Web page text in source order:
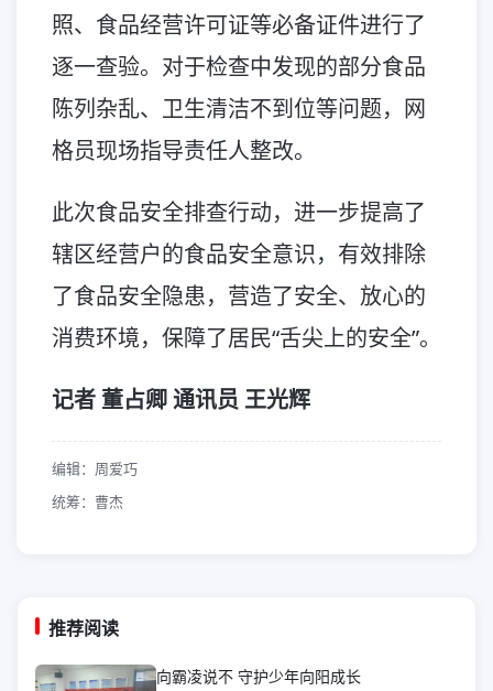
照、食品经营许可证等必备证件进行了
逐一查验。对于检查中发现的部分食品
陈列杂乱、卫生清洁不到位等问题，网
格员现场指导责任人整改。
此次食品安全排查行动，进一步提高了
辖区经营户的食品安全意识，有效排除
了食品安全隐患，营造了安全、放心的
消费环境，保障了居民“舌尖上的安全”。
记者 董占卿 通讯员 王光辉
编辑：周爱巧
统筹：曹杰
推荐阅读
向霸凌说不 守护少年向阳成长